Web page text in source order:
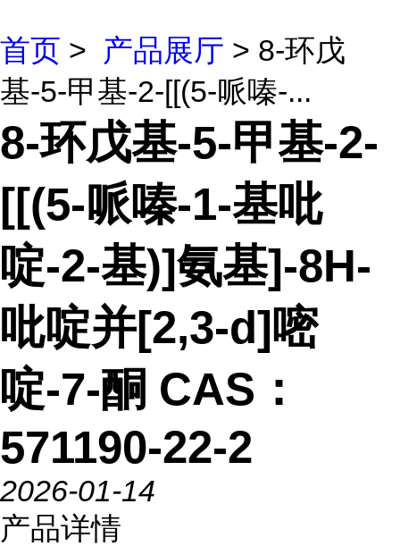
首页 > 产品展厅 > 8-环戊
基-5-甲基-2-[[(5-哌嗪-...
8-环戊基-5-甲基-2-
[[(5-哌嗪-1-基吡
啶-2-基)]氨基]-8H-
吡啶并[2,3-d]嘧
啶-7-酮 CAS：
571190-22-2
2026-01-14
产品详情